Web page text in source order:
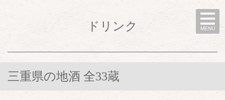
MENU
ドリンク
三重県の地酒 全33蔵